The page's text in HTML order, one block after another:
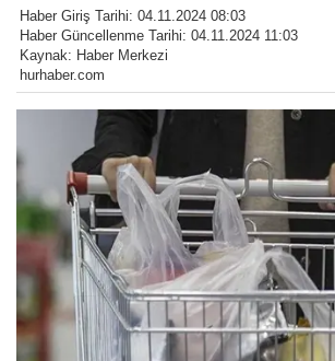
Haber Giriş Tarihi: 04.11.2024 08:03
Haber Güncellenme Tarihi: 04.11.2024 11:03
Kaynak: Haber Merkezi
hurhaber.com